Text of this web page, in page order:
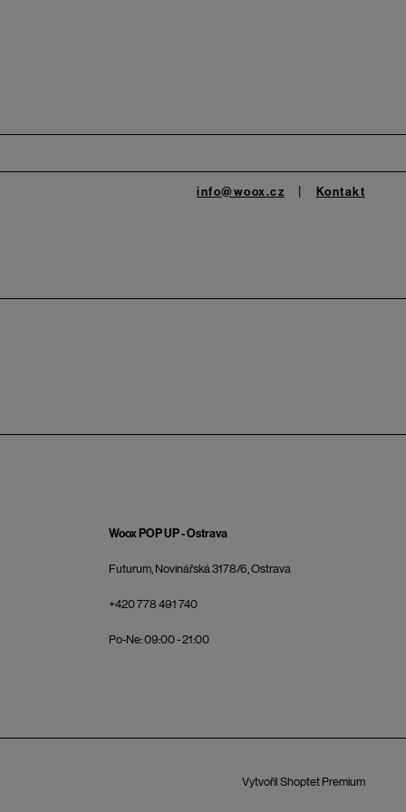
info@woox.cz Kontakt
Woox POP UP - Ostrava
Futurum, Novinářská 3178/6, Ostrava
+420 778 491 740
Po-Ne: 09:00 - 21:00
Vytvořil Shoptet Premium